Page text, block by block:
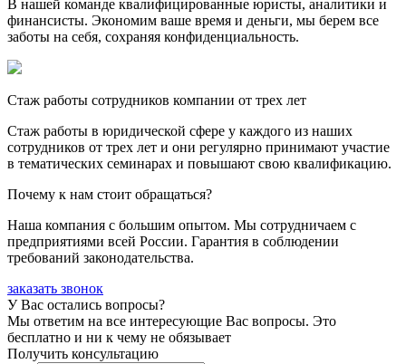
В нашей команде квалифицированные юристы, аналитики и
финансисты. Экономим ваше время и деньги, мы берем все
заботы на себя, сохраняя конфиденциальность.
Стаж работы сотрудников компании от трех лет
Стаж работы в юридической сфере у каждого из наших
сотрудников от трех лет и они регулярно принимают участие
в тематических семинарах и повышают свою квалификацию.
Почему к нам стоит обращаться?
Наша компания с большим опытом. Мы сотрудничаем с
предприятиями всей России. Гарантия в соблюдении
требований законодательства.
заказать звонок
У Вас остались вопросы?
Мы ответим на все интересующие Вас вопросы. Это
бесплатно и ни к чему не обязывает
Получить консультацию